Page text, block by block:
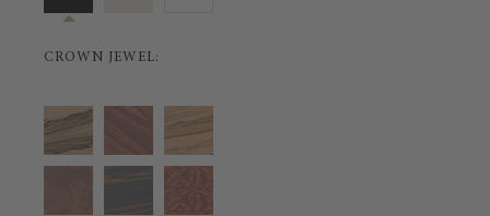
CROWN JEWEL: